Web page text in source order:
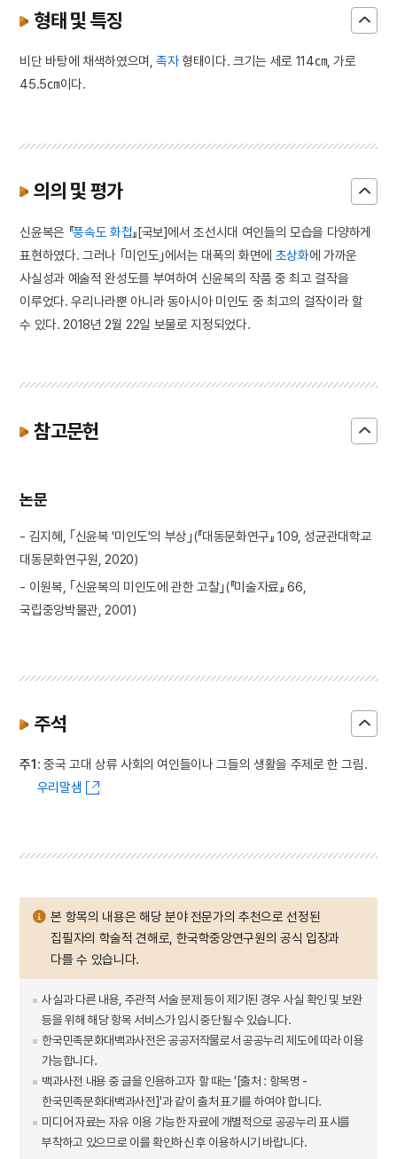
형태 및 특징
비단 바탕에 채색하였으며,족자형태이다. 크기는 세로 114㎝, 가로
45.5㎝이다.
의의 및 평가
신윤복은 『풍속도 화첩』[국보]에서 조선시대 여인들의 모습을 다양하게
표현하였다. 그러나 ｢미인도｣에서는 대폭의 화면에 초상화에 가까운
사실성과 예술적 완성도를 부여하여 신윤복의 작품 중 최고 걸작을
이루었다. 우리나라뿐 아니라 동아시아 미인도 중 최고의 걸작이라 할
수 있다. 2018년 2월 22일 보물로 지정되었다.
참고문헌
논문
- 김지혜, ｢신윤복 '미인도'의 부상｣(『대동문화연구』 109, 성균관대학교
대동문화연구원, 2020)
- 이원복, ｢신윤복의 미인도에 관한 고찰｣(『미술자료』 66,
국립중앙박물관, 2001)
주석
주1: 중국 고대 상류 사회의 여인들이나 그들의 생활을 주제로 한 그림.
우리말샘
본 항목의 내용은 해당 분야 전문가의 추천으로 선정된
집필자의 학술적 견해로, 한국학중앙연구원의 공식 입장과
다를 수 있습니다.
사실과 다른 내용, 주관적 서술 문제 등이 제기된 경우 사실 확인 및 보완
등을 위해 해당 항목 서비스가 임시 중단될 수 있습니다.
한국민족문화대백과사전은 공공저작물로서 공공누리 제도에 따라 이용
가능합니다.
백과사전 내용 중 글을 인용하고자 할 때는 '[출처 : 항목명 -
한국민족문화대백과사전]'과 같이 출처 표기를 하여야 합니다.
미디어 자료는 자유 이용 가능한 자료에 개별적으로 공공누리 표시를
부착하고 있으므로 이를 확인하신 후 이용하시기 바랍니다.